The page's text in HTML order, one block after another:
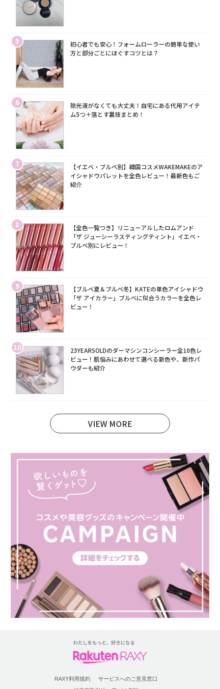
5
初心者でも安心！フォームローラーの簡単な使い
方と部分ごとにほぐすコツとは？
6
除光液がなくても大丈夫！自宅にある代用アイテ
ム5つ＋落とす裏技まとめ！
7
【イエベ・ブルベ別】韓国コスメWAKEMAKEのア
イシャドウパレットを全色レビュー！最新色もご
紹介
8
【全色一覧つき】リニューアルしたロムアンド
「ザ ジューシーラスティングティント」イエベ・
ブルベ別にレビュー！
9
【ブルベ夏＆ブルベ冬】KATEの単色アイシャドウ
「ザ アイカラー」ブルベに似合うカラーを全色レ
ビュー！
10
23YEARSOLDのダーマシンコンシーラー全10色レ
ビュー！肌悩みにあわせて選べる新色や、新作パ
ウダーも紹介
VIEW MORE
RAXY利用規約
サービスへのご意見窓口